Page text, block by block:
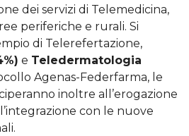
dei servizi di Telemedicina,
periferiche e rurali. Si
di Telerefertazione,
e Teledermatologia
Agenas-Federfarma, le
inoltre all’erogazione
con le nuove